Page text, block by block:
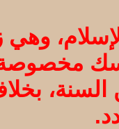
وهي
مخصوصة